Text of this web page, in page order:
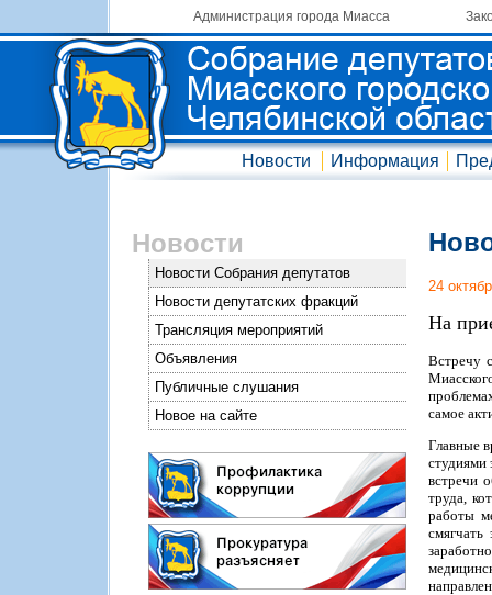
Администрация города Миасса
Новости Информация
Новости
Новости Собрания депутатов
Новости депутатских фракций
Трансляция мероприятий
Объявления
Публичные слушания
Новое на сайте
24
На
Встречу
самое
Главные
студиями
встречи
труда,
работы